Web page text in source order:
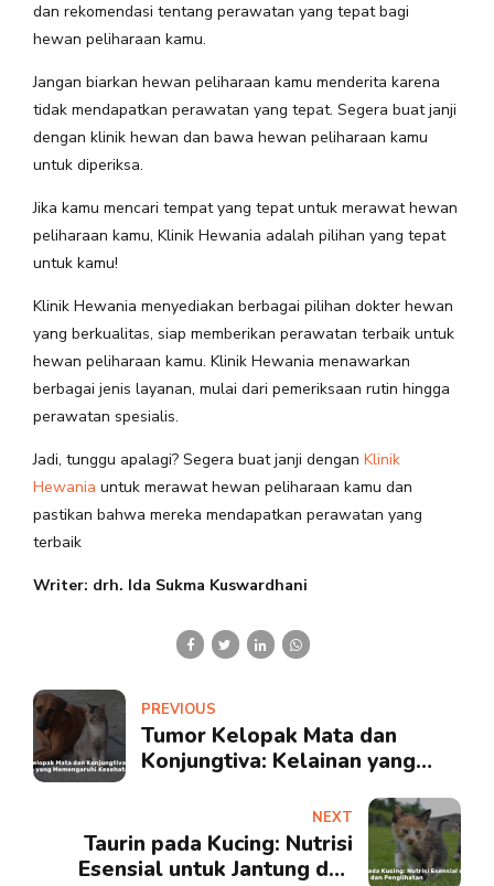
dan rekomendasi tentang perawatan yang tepat bagi
hewan peliharaan kamu.
Jangan biarkan hewan peliharaan kamu menderita karena
tidak mendapatkan perawatan yang tepat. Segera buat janji
dengan klinik hewan dan bawa hewan peliharaan kamu
untuk diperiksa.
Jika kamu mencari tempat yang tepat untuk merawat hewan
peliharaan kamu, Klinik Hewania adalah pilihan yang tepat
untuk kamu!
Klinik Hewania menyediakan berbagai pilihan dokter hewan
yang berkualitas, siap memberikan perawatan terbaik untuk
hewan peliharaan kamu. Klinik Hewania menawarkan
berbagai jenis layanan, mulai dari pemeriksaan rutin hingga
perawatan spesialis.
Jadi, tunggu apalagi? Segera buat janji dengan Klinik
Hewania untuk merawat hewan peliharaan kamu dan
pastikan bahwa mereka mendapatkan perawatan yang
terbaik
Writer: drh. Ida Sukma Kuswardhani
PREVIOUS
Tumor Kelopak Mata dan
Konjungtiva: Kelainan yang
NEXT
Taurin pada Kucing: Nutrisi
Esensial untuk Jantung dan